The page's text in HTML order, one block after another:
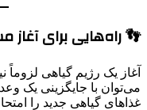
👣 راه‌هایی برای آغاز
آغاز یک رژیم گیاهی لزوماً
می‌توان با جایگزینی یک
غذاهای گیاهی جدید را